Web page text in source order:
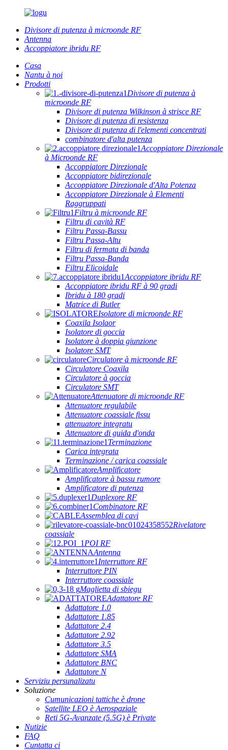
Divisore di putenza à microonde RF
Antenna
Accoppiatore ibridu RF
Casa
Nantu à noi
Prodotti
Divisore di putenza à
microonde RF
Divisore di putenza Wilkinson à strisce RF
Divisore di putenza di resistenza
Divisore di putenza di l'elementi concentrati
combinatore d'alta putenza
Accoppiatore Direzionale
à Microonde RF
Accoppiatore Direzionale
Accoppiatore bidirezionale
Accoppiatore Direzionale d'Alta Potenza
Accoppiatore Direzionale à Elementi
Raggruppati
Filtru à microonde RF
Filtru di cavità RF
Filtru Passa-Bassu
Filtru Passa-Altu
Filtru di fermata di banda
Filtru Passa-Banda
Filtru Elicoidale
Accoppiatore ibridu RF
Accoppiatore ibridu RF à 90 gradi
Ibridu à 180 gradi
Matrice di Butler
Isolatore di microonde RF
Coaxila Isolaor
Isolatore di goccia
Isolatore à doppia giunzione
Isolatore SMT
Circulatore à microonde RF
Circulatore Coaxila
Circulatore à goccia
Circulatore SMT
Attenuatore di microonde RF
Attenuatore regulabile
Attenuatore coassiale fissu
attenuatore integratu
Attenuatore di guida d'onda
Terminazione
Carica integrata
Terminazione / carica coassiale
Amplificatore
Amplificatore à bassu rumore
Amplificatore di putenza
Duplexore RF
Combinatore RF
Assemblea di cavi
Rivelatore
coassiale
POI RF
Antenna
Interruttore RF
Interruttore PIN
Interruttore coassiale
Maglietta di sbiegu
Adattatore RF
Adattatore 1.0
Adattatore 1.85
Adattatore 2.4
Adattatore 2.92
Adattatore 3.5
Adattatore SMA
Adattatore BNC
Adattatore N
Serviziu persunalizatu
Soluzione
Cumunicazioni tattiche è drone
Satellite LEO è Aerospaziale
Reti 5G-Avanzate (5.5G) è Private
Nutizie
FAQ
Cuntatta ci